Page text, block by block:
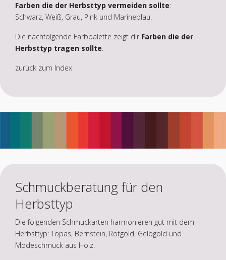
Farben die der Herbsttyp vermeiden sollte:
Schwarz, Weiß, Grau, Pink und Marineblau.
Die nachfolgende Farbpalette zeigt dir Farben die der
Herbsttyp tragen sollte.
zurück zum Index
Schmuckberatung für den
Herbsttyp
Die folgenden Schmuckarten harmonieren gut mit dem
Herbsttyp: Topas, Bernstein, Rotgold, Gelbgold und
Modeschmuck aus Holz.